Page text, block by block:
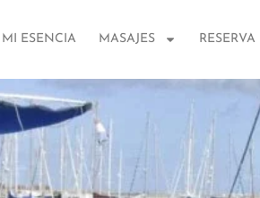
MI ESENCIA MASAJES RESERVA